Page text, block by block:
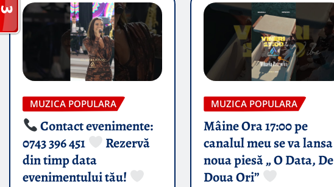
MUZICA POPULARA
Contact evenimente:
0743 396 451
Rezervă
din timp data
evenimentului tău!
MUZICA POPULARA
Mâine Ora 17:00 pe
canalul meu se va lansa
noua piesă „ O Data, De
Doua Ori”